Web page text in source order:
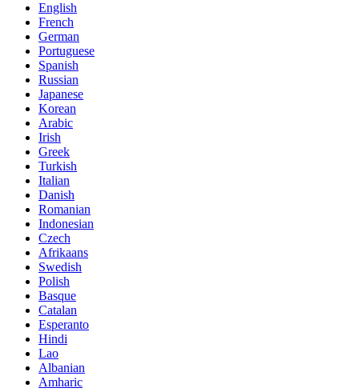
English
French
German
Portuguese
Spanish
Russian
Japanese
Korean
Arabic
Irish
Greek
Turkish
Italian
Danish
Romanian
Indonesian
Czech
Afrikaans
Swedish
Polish
Basque
Catalan
Esperanto
Hindi
Lao
Albanian
Amharic